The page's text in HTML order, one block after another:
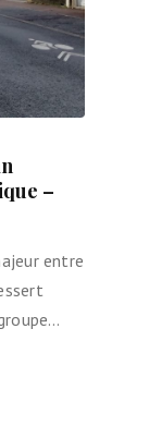
–
entre